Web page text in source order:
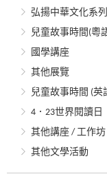
弘揚中華文化系
兒童故事時間(粵
國學講座
其他展覽
兒童故事時間 (英
4．23世界閱讀日
其他講座 / 工作坊
其他文學活動